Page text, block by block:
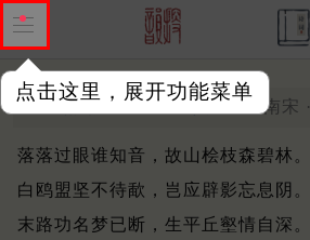
点击这里，展开功能菜单
次韵徐监岳四首 其二 南宋 ·
落落过眼谁知音，故山桧枝森碧林。
白鸥盟坚不待歃，岂应辟影忘息阴。
末路功名梦已断，生平丘壑情自深。